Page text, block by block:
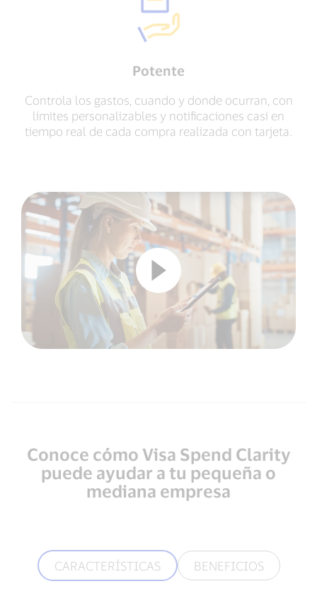
Potente
Controla los gastos, cuando y donde ocurran, con
límites personalizables y notificaciones casi en
tiempo real de cada compra realizada con tarjeta.
Conoce cómo Visa Spend Clarity
puede ayudar a tu pequeña o
mediana empresa
CARACTERÍSTICAS BENEFICIOS